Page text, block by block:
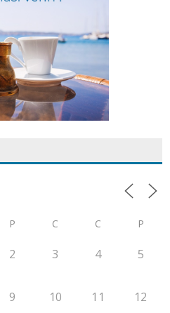
P C C P
2 3 4 5
9 10 11 12